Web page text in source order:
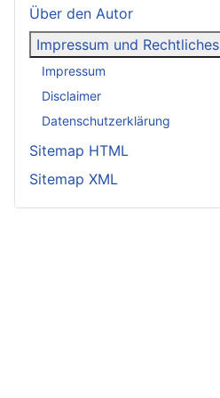
Über den Autor
Impressum und Rechtliches
Impressum
Disclaimer
Datenschutzerklärung
Sitemap HTML
Sitemap XML